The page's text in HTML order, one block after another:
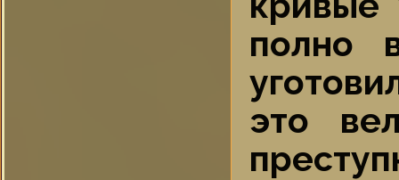
полно
это